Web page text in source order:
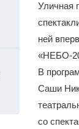
Уличная
ней
«НЕБО-
В
Саши
со